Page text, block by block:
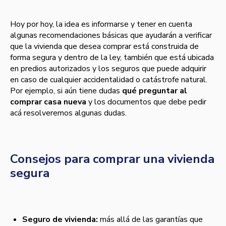
Hoy por hoy, la idea es informarse y tener en cuenta
algunas recomendaciones básicas que ayudarán a verificar
que la vivienda que desea comprar está construida de
forma segura y dentro de la ley, también que está ubicada
en predios autorizados y los seguros que puede adquirir
en caso de cualquier accidentalidad o catástrofe natural.
Por ejemplo, si aún tiene dudas qué preguntar al
comprar casa nueva y los documentos que debe pedir
acá resolveremos algunas dudas.
Consejos para comprar una vivienda
segura
Seguro de vivienda: más allá de las garantías que